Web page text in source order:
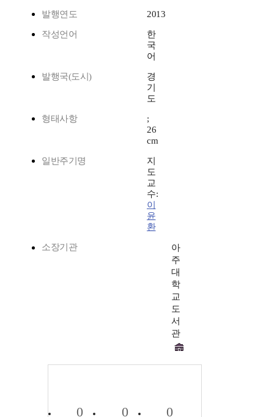
발행연도 2013
작성언어
한
국
어
발행국(도시)
경
기
도
형태사항
;
26
cm
일반주기명
지
도
교
수:
이
윤
환
소장기관
아
주
대
학
교
도
서
관
0 0 0